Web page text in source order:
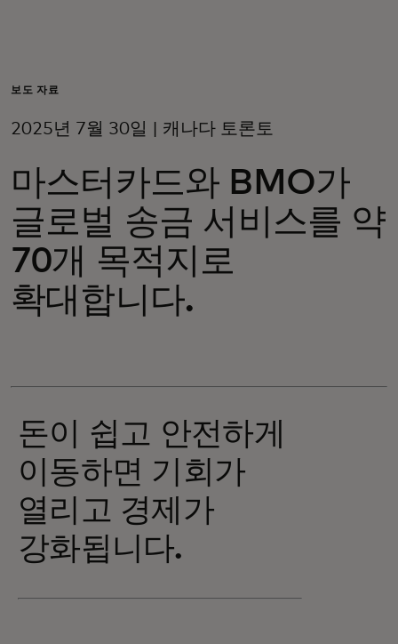
비즈니스 고객
이노베이터
뉴스 & 인사이트
보도 자료
2025년 7월 30일 | 캐나다 토론토
마스터카드와 BMO가
글로벌 송금 서비스를 약
70개 목적지로
확대합니다.
돈이 쉽고 안전하게
이동하면 기회가
열리고 경제가
강화됩니다.